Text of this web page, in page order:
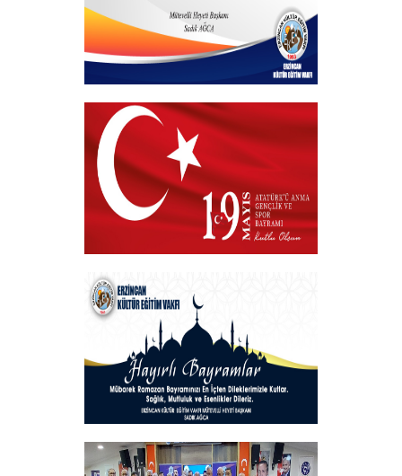
Kurban Bayramı
+
19 MAYIS 2025
+
Hayırlı Bayramlar